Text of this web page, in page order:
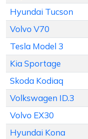
Hyundai Tucson
Volvo V70
Tesla Model 3
Kia Sportage
Skoda Kodiaq
Volkswagen ID.3
Volvo EX30
Hyundai Kona